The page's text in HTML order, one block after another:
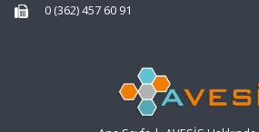
0 (362) 457 60 91